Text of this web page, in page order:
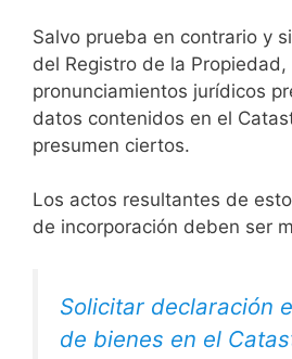
Salvo prueba en contrario y
del Registro de la Propiedad,
pronunciamientos jurídicos
datos contenidos en el
presumen ciertos.
Los actos resultantes de
de incorporación deben ser
Solicitar declaración
de bienes en el